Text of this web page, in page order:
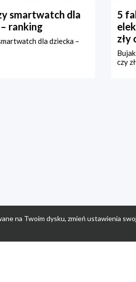
smartwatch dla
ranking
dla dziecka –
5
zły
czy
na Twoim dysku, zmień ustawienia